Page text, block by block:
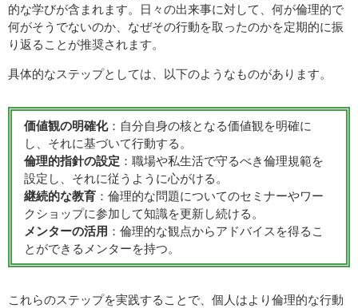
的な学びが含まれます。日々の出来事に対して、何が倫理的で
何がそうでないのか、なぜその行動を取ったのかを定期的に振
り返ることが推奨されます。
具体的なステップとしては、以下のようなものがあります。
価値観の明確化：自分自身の核となる価値観を明確に
し、それに基づいて行動する。
倫理的指針の設定 ：職場や私生活で守るべき倫理規範を
設定し、それに従うように心がける。
継続的な教育 ：倫理的な問題についてのセミナーやワー
クショップに参加して知識を更新し続ける。
メンターの活用 ：倫理的な観点からアドバイスを得るこ
とができるメンターを持つ。
これらのステップを実践することで、個人はより倫理的な行動